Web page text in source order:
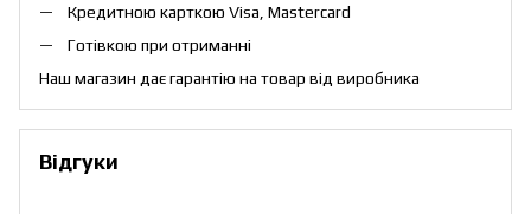
Кредитною карткою Visa, Mastercard
Готівкою при отриманні
Наш магазин дає гарантію на товар від виробника
Відгуки